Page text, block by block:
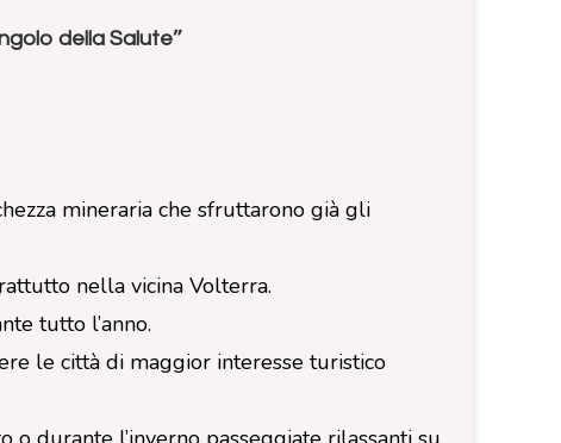
della Saluteˮ
mineraria che sfruttarono già gli
nella vicina Volterra.
tutto l’anno.
le città di maggior interesse turistico